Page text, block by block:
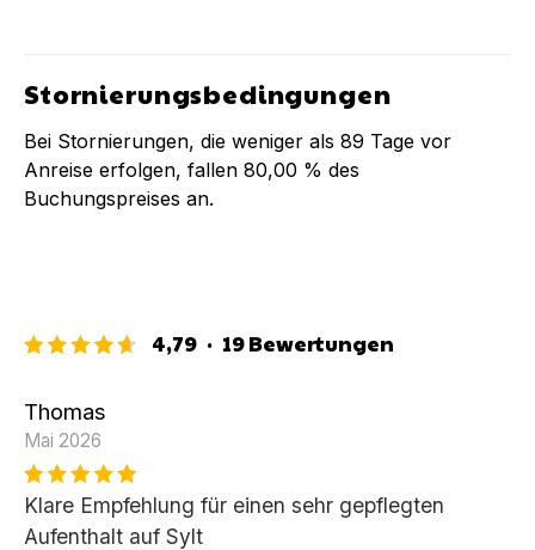
Stornierungsbedingungen
Bei Stornierungen, die weniger als 89 Tage vor
Anreise erfolgen, fallen 80,00 % des
Buchungspreises an.
4,79 · 19Bewertungen
Thomas
Mai 2026
Klare Empfehlung für einen sehr gepflegten
Aufenthalt auf Sylt